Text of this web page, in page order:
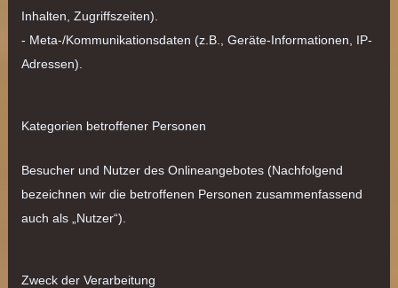
Inhalten, Zugriffszeiten).
- Meta-/Kommunikationsdaten (z.B., Geräte-Informationen, IP-
Adressen).
Kategorien betroffener Personen
Besucher und Nutzer des Onlineangebotes (Nachfolgend
bezeichnen wir die betroffenen Personen zusammenfassend
auch als „Nutzer“).
Zweck der Verarbeitung